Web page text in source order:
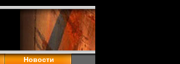
Новости